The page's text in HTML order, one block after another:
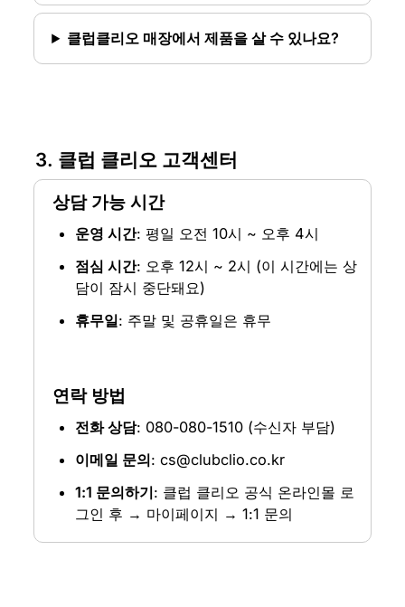
클럽클리오 매장에서 제품을 살 수 있나요?
3. 클럽 클리오 고객센터
상담 가능 시간
운영 시간: 평일 오전 10시 ~ 오후 4시
점심 시간: 오후 12시 ~ 2시 (이 시간에는 상
담이 잠시 중단돼요)
휴무일: 주말 및 공휴일은 휴무
연락 방법
전화 상담: 080-080-1510 (수신자 부담)
이메일 문의: cs@clubclio.co.kr
1:1 문의하기: 클럽 클리오 공식 온라인몰 로
그인 후 → 마이페이지 → 1:1 문의